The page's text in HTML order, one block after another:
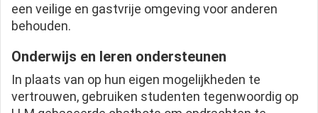
een veilige en gastvrije omgeving voor anderen
behouden.
Onderwijs en leren ondersteunen
In plaats van op hun eigen mogelijkheden te
vertrouwen, gebruiken studenten tegenwoordig op